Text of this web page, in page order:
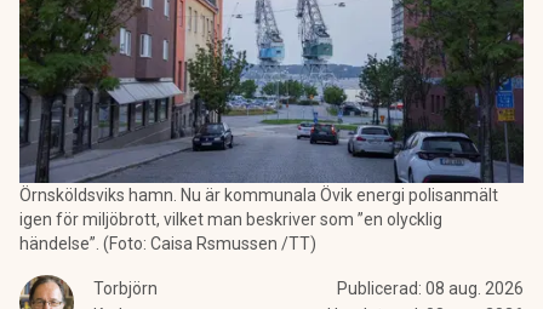
Örnsköldsviks hamn. Nu är kommunala Övik energi polisanmält
igen för miljöbrott, vilket man beskriver som ”en olycklig
händelse”. (Foto: Caisa Rsmussen /TT)
Torbjörn
Publicerad: 08 aug. 2026